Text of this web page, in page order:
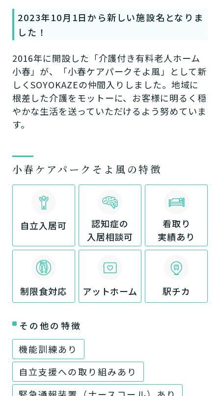
2023年10月1日から新しい施設名となりま
した！
2016年に開設した「介護付き有料老人ホーム
小春」が、「小春ケアパークそよ風」として新
しくSOYOKAZEの仲間入りしました。地域に
根差した介護をモットーに、お客様に明るく穏
やかな生活を送っていただけるよう努めていま
す。
小春ケアパークそよ風の特徴
自立入居可
認知症の
入居相談可
看取り
実績あり
制限食対応 アットホーム 駅チカ
その他の特徴
機能訓練あり
自立支援への取り組みあり